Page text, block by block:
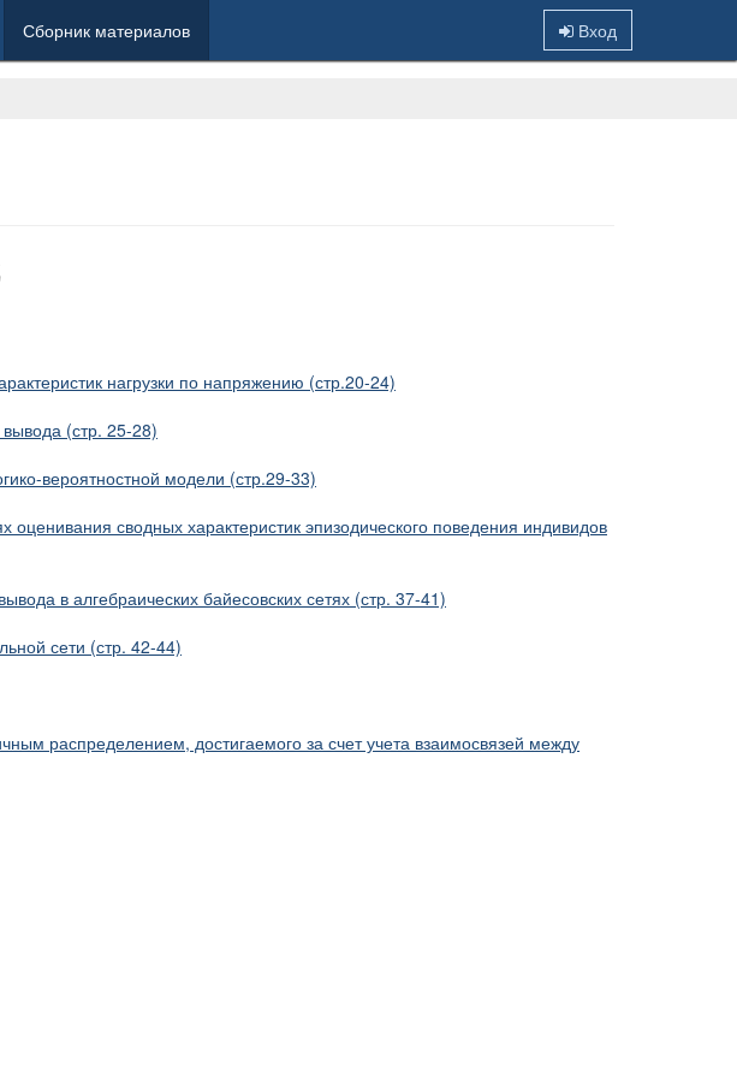
Сборник материалов Вход
нагрузки по напряжению (стр.20-24)
(стр. 25-28)
вероятностной модели (стр.29-33)
сводных характеристик эпизодического поведения индивидов
в алгебраических байесовских сетях (стр. 37-41)
сети (стр. 42-44)
распределением, достигаемого за счет учета взаимосвязей между